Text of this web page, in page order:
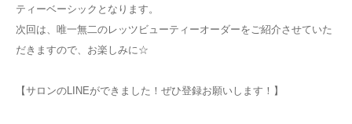
ティーベーシックとなります。
次回は、唯一無二のレッツビューティーオーダーをご紹介させていた
だきますので、お楽しみに☆
【サロンのLINEができました！ぜひ登録お願いします！】